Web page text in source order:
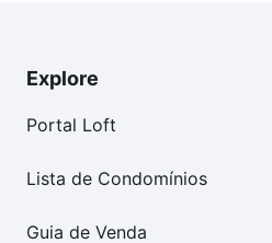
Explore
Portal Loft
Lista de Condomínios
Guia de Venda